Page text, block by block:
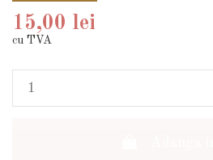
15,00 lei
cu TVA